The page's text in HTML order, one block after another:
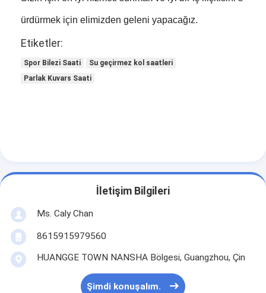
ürdürmek için elimizden geleni yapacağız.
Etiketler:
Spor Bilezi Saati
Su geçirmez kol saatleri
Parlak Kuvars Saati
İletişim Bilgileri
Ms. Caly Chan
8615915979560
HUANGGE TOWN NANSHA Bölgesi, Guangzhou, Çin
Şimdi konuşalım.